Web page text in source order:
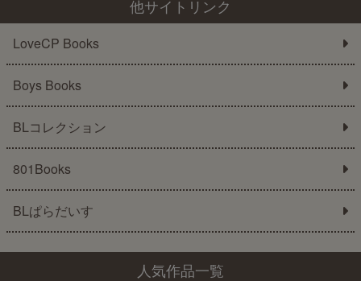
他サイトリンク
LoveCP Books
Boys Books
BLコレクション
801Books
BLぱらだいす
人気作品一覧